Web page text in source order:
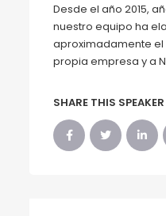
Desde el año 2015,
nuestro equipo ha
aproximadamente el
propia empresa y a
SHARE THIS SPEAKER